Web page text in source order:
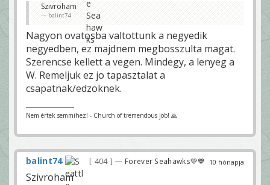
Szivroham
balint74
Nagyon ovatosba valtottunk a negyedik
negyedben, ez majdnem megbosszulta magat.
Szerencse kellett a vegen. Mindegy, a lenyeg a
W. Remeljuk ez jo tapasztalat a
csapatnak/edzoknek.
Nem értek semmihez! - Church of tremendous job! 🙏
10 hónapja
balint74 404 — Forever Seahawks💚💙
Szivroham